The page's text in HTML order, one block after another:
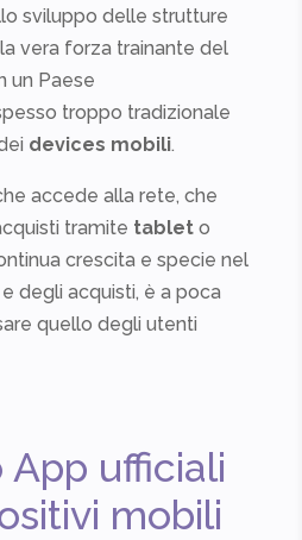
sviluppo delle strutture
vera forza trainante del
un Paese
troppo tradizionale
devices mobili.
accede alla rete, che
tramite tableto
crescita e specie nel
degli acquisti, è a poca
quello degli utenti
App ufficiali
mobili